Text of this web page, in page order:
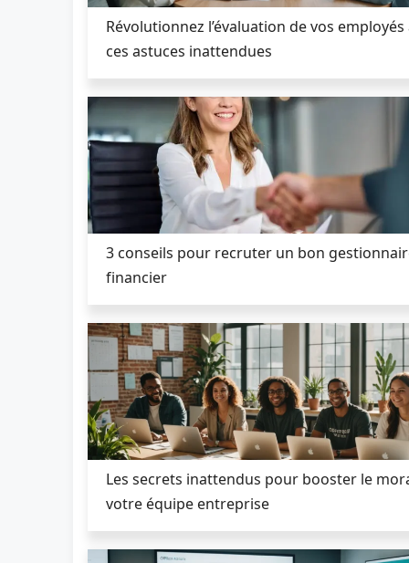
Révolutionnez l’évaluation de vos employés
ces astuces inattendues
3 conseils pour recruter un bon
financier
Les secrets inattendus pour booster le
votre équipe entreprise